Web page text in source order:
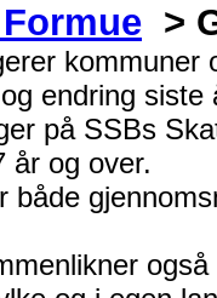
>
endring siste
på SSBs
år og over.
både